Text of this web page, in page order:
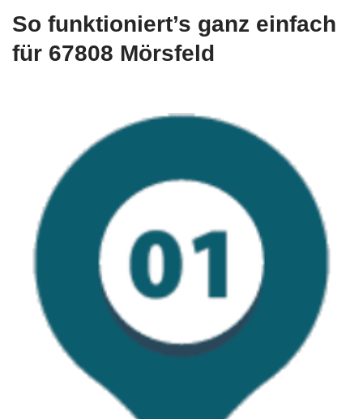
So funktioniert’s ganz einfach
für 67808 Mörsfeld